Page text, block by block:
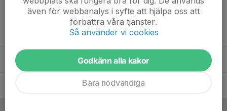
25. Sigge Pettersson
30. Vidar Hedlund
30. Simon Sjölund, P15/16 - 2026
, P15/16 - 2026
även för webbanalys i syfte att hjälpa oss att
förbättra våra tjänster.
Så använder vi cookies
Godkänn alla kakor
Bara nödvändiga